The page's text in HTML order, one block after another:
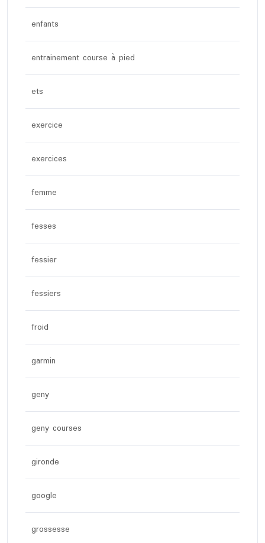
enfants
entrainement course à pied
ets
exercice
exercices
femme
fesses
fessier
fessiers
froid
garmin
geny
geny courses
gironde
google
grossesse